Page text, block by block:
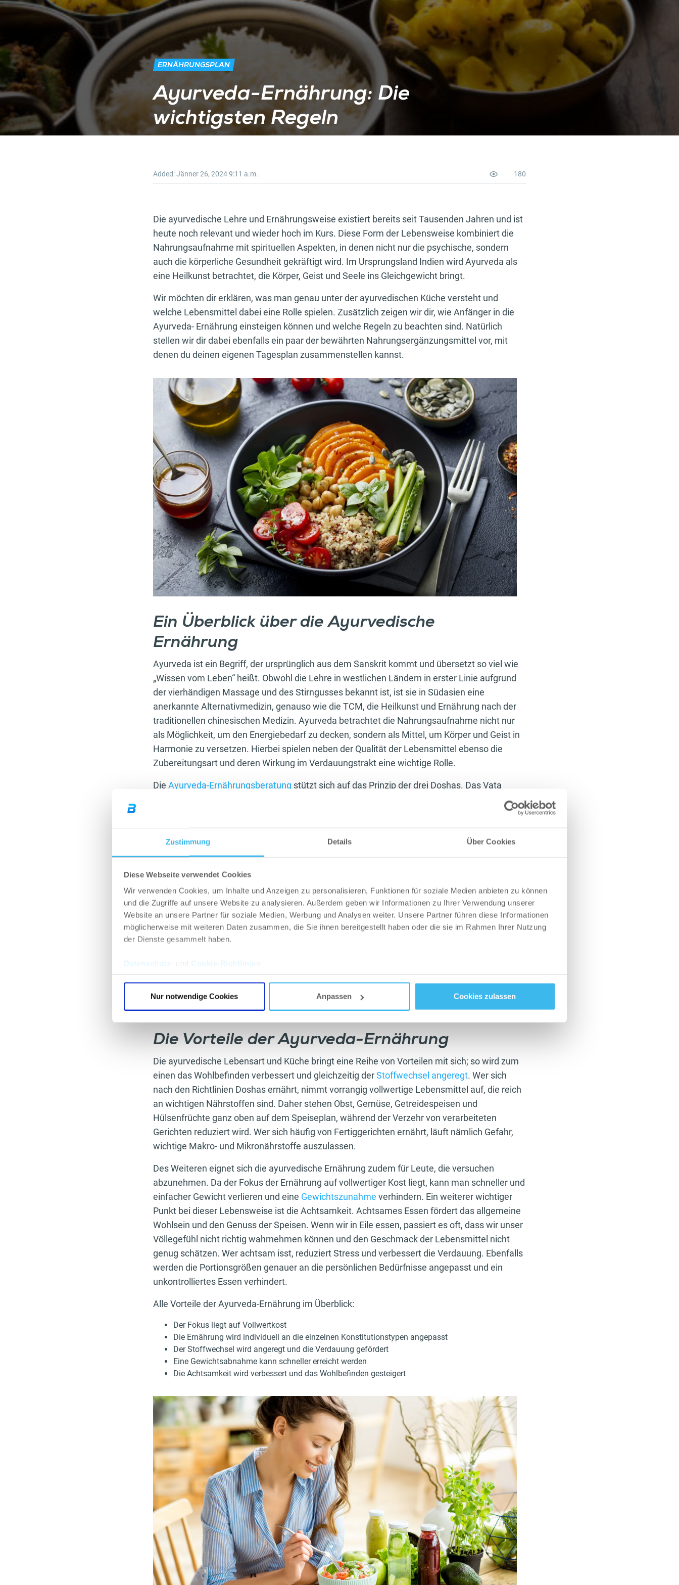
Zustimmung Details Über Cookies
Diese Webseite verwendet Cookies
Wir verwenden Cookies, um Inhalte und Anzeigen zu personalisieren, Funktionen für soziale Medien anbieten zu können
und die Zugriffe auf unsere Website zu analysieren. Außerdem geben wir Informationen zu Ihrer Verwendung unserer
Website an unsere Partner für soziale Medien, Werbung und Analysen weiter. Unsere Partner führen diese Informationen
möglicherweise mit weiteren Daten zusammen, die Sie ihnen bereitgestellt haben oder die sie im Rahmen Ihrer Nutzung
der Dienste gesammelt haben.
Datenschutz Cookie-Richtlinien
Nur notwendige Cookies Anpassen Cookies zulassen
ERNÄHRUNGSPLAN
Ayurveda-Ernährung: Die
wichtigsten Regeln
Added:Jänner 26, 20249:11 a.m. 180
Die ayurvedische Lehre und Ernährungsweise existiert bereits seit Tausenden Jahren und ist
heute noch relevant und wieder hoch im Kurs. Diese Form der Lebensweise kombiniert die
Nahrungsaufnahme mit spirituellen Aspekten, in denen nicht nur die psychische, sondern
auch die körperliche Gesundheit gekräftigt wird. Im Ursprungsland Indien wird Ayurveda als
eine Heilkunst betrachtet, die Körper, Geist und Seele ins Gleichgewicht bringt.
Wir möchten dir erklären, was man genau unter der ayurvedischen Küche versteht und
welche Lebensmittel dabei eine Rolle spielen. Zusätzlich zeigen wir dir, wie Anfänger in die
Ayurveda- Ernährung einsteigen können und welche Regeln zu beachten sind. Natürlich
stellen wir dir dabei ebenfalls ein paar der bewährten Nahrungsergänzungsmittel vor, mit
denen du deinen eigenen Tagesplan zusammenstellen kannst.
Ein Überblick über die Ayurvedische
Ernährung
Ayurveda ist ein Begriff, der ursprünglich aus dem Sanskrit kommt und übersetzt so viel wie
„Wissen vom Leben“ heißt. Obwohl die Lehre in westlichen Ländern in erster Linie aufgrund
der vierhändigen Massage und des Stirngusses bekannt ist, ist sie in Südasien eine
anerkannte Alternativmedizin, genauso wie die TCM, die Heilkunst und Ernährung nach der
traditionellen chinesischen Medizin. Ayurveda betrachtet die Nahrungsaufnahme nicht nur
als Möglichkeit, um den Energiebedarf zu decken, sondern als Mittel, um Körper und Geist in
Harmonie zu versetzen. Hierbei spielen neben der Qualität der Lebensmittel ebenso die
Zubereitungsart und deren Wirkung im Verdauungstrakt eine wichtige Rolle.
Die Ayurveda-Ernährungsberatung stützt sich auf das Prinzip der drei Doshas. Das Vata
Dosha steht für das Prinzip der Bewegung, Pitta für das Prinzip des Stoffwechsels und Kapha
für das Prinzip der Struktur. Für einen funktionierenden Körper und einen gesunden Geist sind
alle drei Prinzipien von essenzieller Bedeutung. Nur wenn sich diese Doshas im
Gleichgewicht befinden, kann unser Gesundheitszustand verbessert werden. Neben
allgemeinen Regeln zur Ernährung stellt diese Art der Alternativmedizin auch individuelle
Empfehlungen zur Verfügung. Diese richten sich nach den individuellen Konstitutionstypen
Empfohlener Artikel
TRAININGSPLAN
LESEN
Die Vorteile der Ayurveda-Ernährung
Die ayurvedische Lebensart und Küche bringt eine Reihe von Vorteilen mit sich; so wird zum
einen das Wohlbefinden verbessert und gleichzeitig derStoffwechsel angeregt. Wer sich
nach den Richtlinien Doshas ernährt, nimmt vorrangig vollwertige Lebensmittel auf, die reich
an wichtigen Nährstoffen sind. Daher stehen Obst, Gemüse, Getreidespeisen und
Hülsenfrüchte ganz oben auf dem Speiseplan, während der Verzehr von verarbeiteten
Gerichten reduziert wird. Wer sich häufig von Fertiggerichten ernährt, läuft nämlich Gefahr,
wichtige Makro- und Mikronährstoffe auszulassen.
Des Weiteren eignet sich die ayurvedische Ernährung zudem für Leute, die versuchen
abzunehmen. Da der Fokus der Ernährung auf vollwertiger Kost liegt, kann man schneller und
einfacher Gewicht verlieren und eine Gewichtszunahme verhindern. Ein weiterer wichtiger
Punkt bei dieser Lebensweise ist die Achtsamkeit. Achtsames Essen fördert das allgemeine
Wohlsein und den Genuss der Speisen. Wenn wir in Eile essen, passiert es oft, dass wir unser
Völlegefühl nicht richtig wahrnehmen können und den Geschmack der Lebensmittel nicht
genug schätzen. Wer achtsam isst, reduziert Stress und verbessert die Verdauung. Ebenfalls
werden die Portionsgrößen genauer an die persönlichen Bedürfnisse angepasst und ein
unkontrolliertes Essen verhindert.
Alle Vorteile der Ayurveda-Ernährung im Überblick:
Der Fokus liegt auf Vollwertkost
Die Ernährung wird individuell an die einzelnen Konstitutionstypen angepasst
Der Stoffwechsel wird angeregt und die Verdauung gefördert
Eine Gewichtsabnahme kann schneller erreicht werden
Die Achtsamkeit wird verbessert und das Wohlbefinden gesteigert